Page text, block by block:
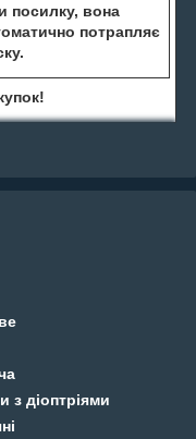
посилку, вона
потрапляє
з діоптріями